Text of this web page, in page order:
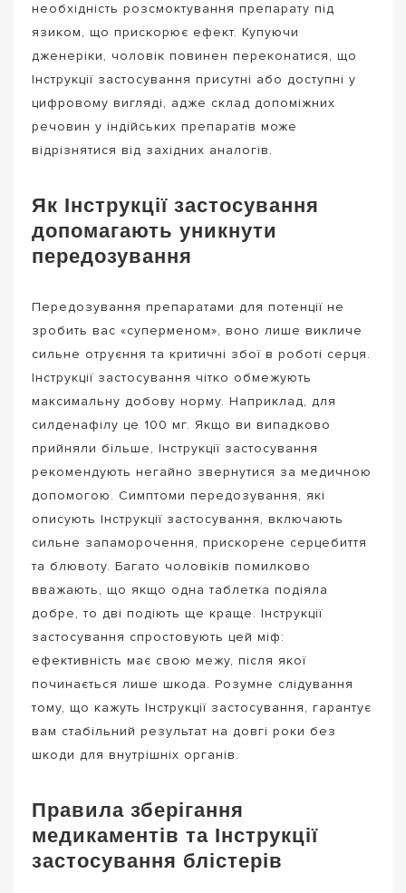
необхідність розсмоктування препарату під
язиком, що прискорює ефект. Купуючи
дженеріки, чоловік повинен переконатися, що
Інструкції застосування присутні або доступні у
цифровому вигляді, адже склад допоміжних
речовин у індійських препаратів може
відрізнятися від західних аналогів.
Як Інструкції застосування
допомагають уникнути
передозування
Передозування препаратами для потенції не
зробить вас «суперменом», воно лише викличе
сильне отруєння та критичні збої в роботі серця.
Інструкції застосування чітко обмежують
максимальну добову норму. Наприклад, для
силденафілу це 100 мг. Якщо ви випадково
прийняли більше, Інструкції застосування
рекомендують негайно звернутися за медичною
допомогою. Симптоми передозування, які
описують Інструкції застосування, включають
сильне запаморочення, прискорене серцебиття
та блювоту. Багато чоловіків помилково
вважають, що якщо одна таблетка подіяла
добре, то дві подіють ще краще. Інструкції
застосування спростовують цей міф:
ефективність має свою межу, після якої
починається лише шкода. Розумне слідування
тому, що кажуть Інструкції застосування, гарантує
вам стабільний результат на довгі роки без
шкоди для внутрішніх органів.
Правила зберігання
медикаментів та Інструкції
застосування блістерів